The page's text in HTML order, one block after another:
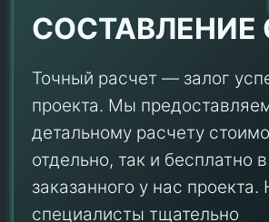
СОСТАВЛЕНИЕ
Точный расчет — залог
проекта. Мы
детальному расчету
отдельно, так и бесплатно
заказанного у нас
специалисты тщательно